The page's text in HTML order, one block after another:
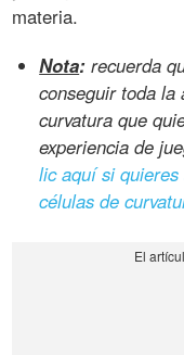
materia.
Nota: recuerda
conseguir toda la
curvatura que
experiencia de
lic aquí si
células de